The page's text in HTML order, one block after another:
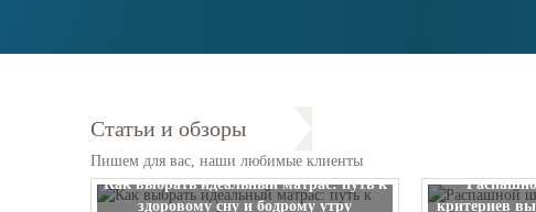
Статьи и обзоры
Пишем для вас, наши любимые клиенты
Как выбрать идеальный матрас: путь к
здоровому сну и бодрому утру
критериев